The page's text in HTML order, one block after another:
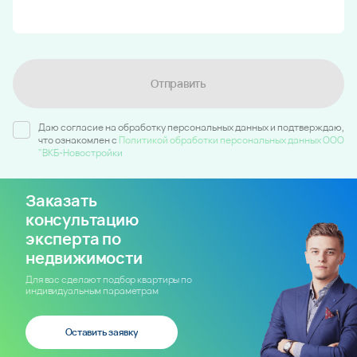
Отправить
Даю согласие на обработку персональных данных и подтверждаю,
что ознакомлен c Политикой обработки персональных данных ООО
"ВКБ-Новостройки
Заказать
консультацию
эксперта по
недвижимости
Для вас сделают подбор квартиры по
индивидуальным параметрам
Оставить заявку